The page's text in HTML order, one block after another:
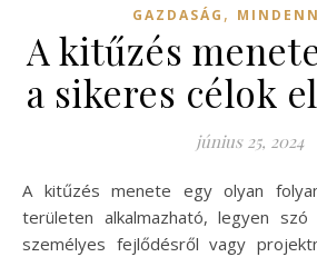
GAZDASÁG ,
A kitűzés
a sikeres célok
június 25, 2024
A kitűzés menete egy olyan folyamat, amely számos
területen alkalmazható, legyen
személyes fejlődésről vagy